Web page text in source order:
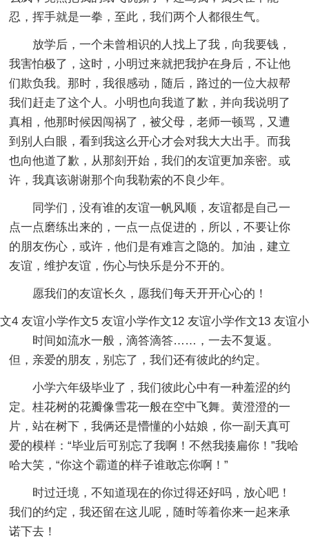
忍，挥手就是一拳，至此，我们两个人都很生气。
放学后，一个未曾相识的人找上了我，向我要钱，
我害怕极了，这时，小明过来就把我护在身后，不让他
们欺负我。那时，我很感动，随后，路过的一位大叔帮
我们赶走了这个人。小明也向我道了歉，并向我说明了
真相，他那时候因闯祸了，被父母，老师一顿骂，又遭
到别人白眼，看到我这么开心才会对我大大出手。而我
也向他道了歉，从那刻开始，我们的友谊更加亲密。或
许，我真该谢谢那个向我勒索的不良少年。
同学们，没有谁的友谊一帆风顺，友谊都是自己一
点一点磨练出来的，一点一点促进的，所以，不要让你
的朋友伤心，或许，他们是有难言之隐的。加油，建立
友谊，维护友谊，伤心与快乐是分不开的。
愿我们的友谊长久，愿我们每天开开心心的！
文4
时间如流水一般，滴答滴答……，一去不复返。
但，亲爱的朋友，别忘了，我们还有彼此的约定。
小学六年级毕业了，我们彼此心中有一种羞涩的约
定。桂花树的花瓣像雪花一般在空中飞舞。黄澄澄的一
片，站在树下，我俩还是懵懂的小姑娘，你一副天真可
爱的模样：“毕业后可别忘了我啊！不然我揍扁你！”我哈
哈大笑，“你这个霸道的样子谁敢忘你啊！”
时过迁境，不知道现在的你过得还好吗，放心吧！
我们的约定，我还留在这儿呢，随时等着你来一起来承
诺下去！
友谊小学作文5 友谊小学作文12 友谊小学作文13 友谊小